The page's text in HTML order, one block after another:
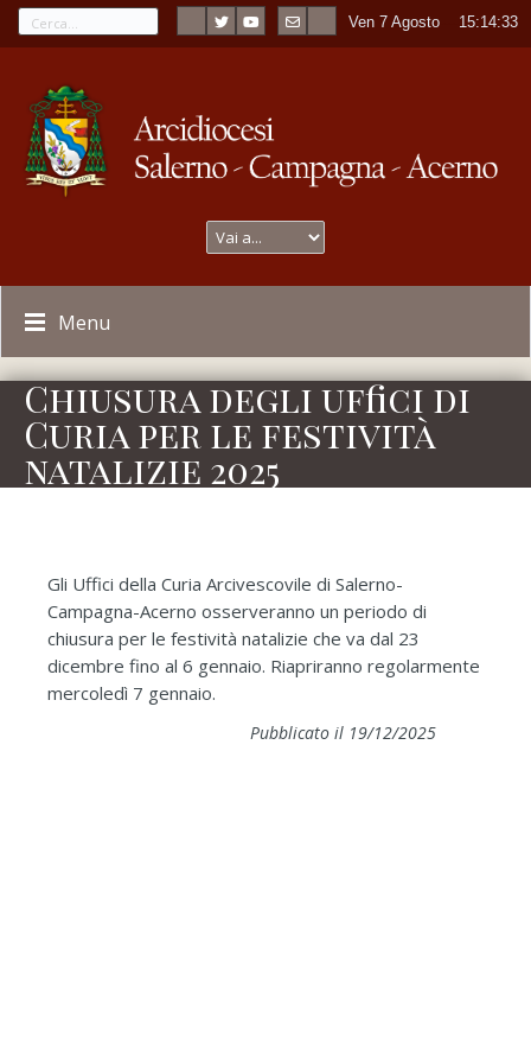
Ven 7 Agosto 15:14:33
Menu
Chiusura degli uffici di
Curia per le festività
natalizie 2025
Gli Uffici della Curia Arcivescovile di Salerno-
Campagna-Acerno osserveranno un periodo di
chiusura per le festività natalizie che va dal 23
dicembre fino al 6 gennaio. Riapriranno regolarmente
mercoledì 7 gennaio.
Pubblicato il 19/12/2025